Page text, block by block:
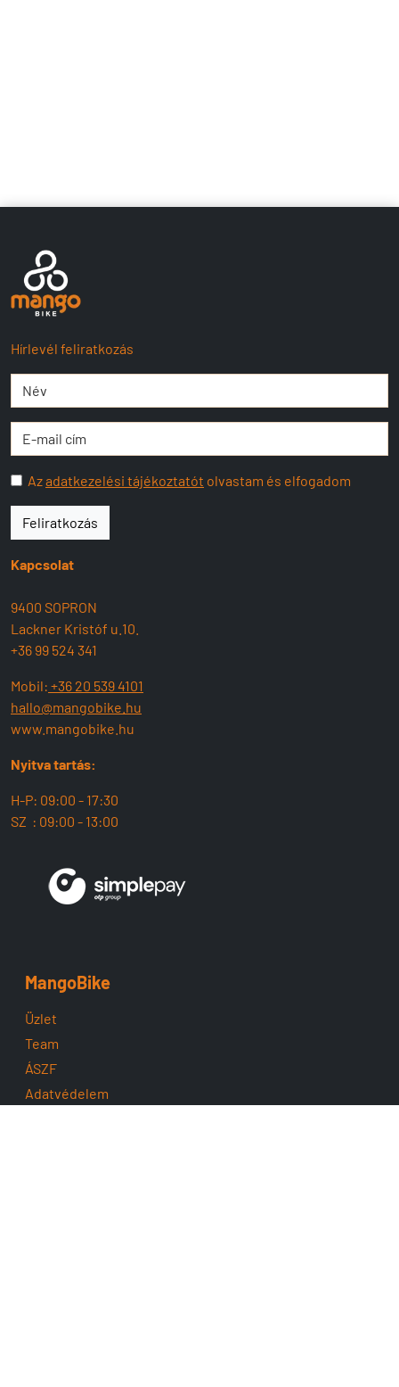
Hírlevél feliratkozás
Azadatkezelési tájékoztatót olvastam és elfogadom
Feliratkozás
Kapcsolat
9400 SOPRON
Lackner Kristóf u.10.
+36 99 524 341
Mobil: +36 20 539 4101
hallo@mangobike.hu
www.mangobike.hu
Nyitva tartás:
H-P: 09:00 - 17:30
SZ : 09:00 - 13:00
MangoBike
Üzlet
Team
ÁSZF
Adatvédelem